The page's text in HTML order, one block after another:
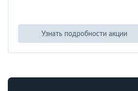
Узнать подробности акции